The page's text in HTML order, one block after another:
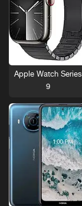
Apple Watch Series
9